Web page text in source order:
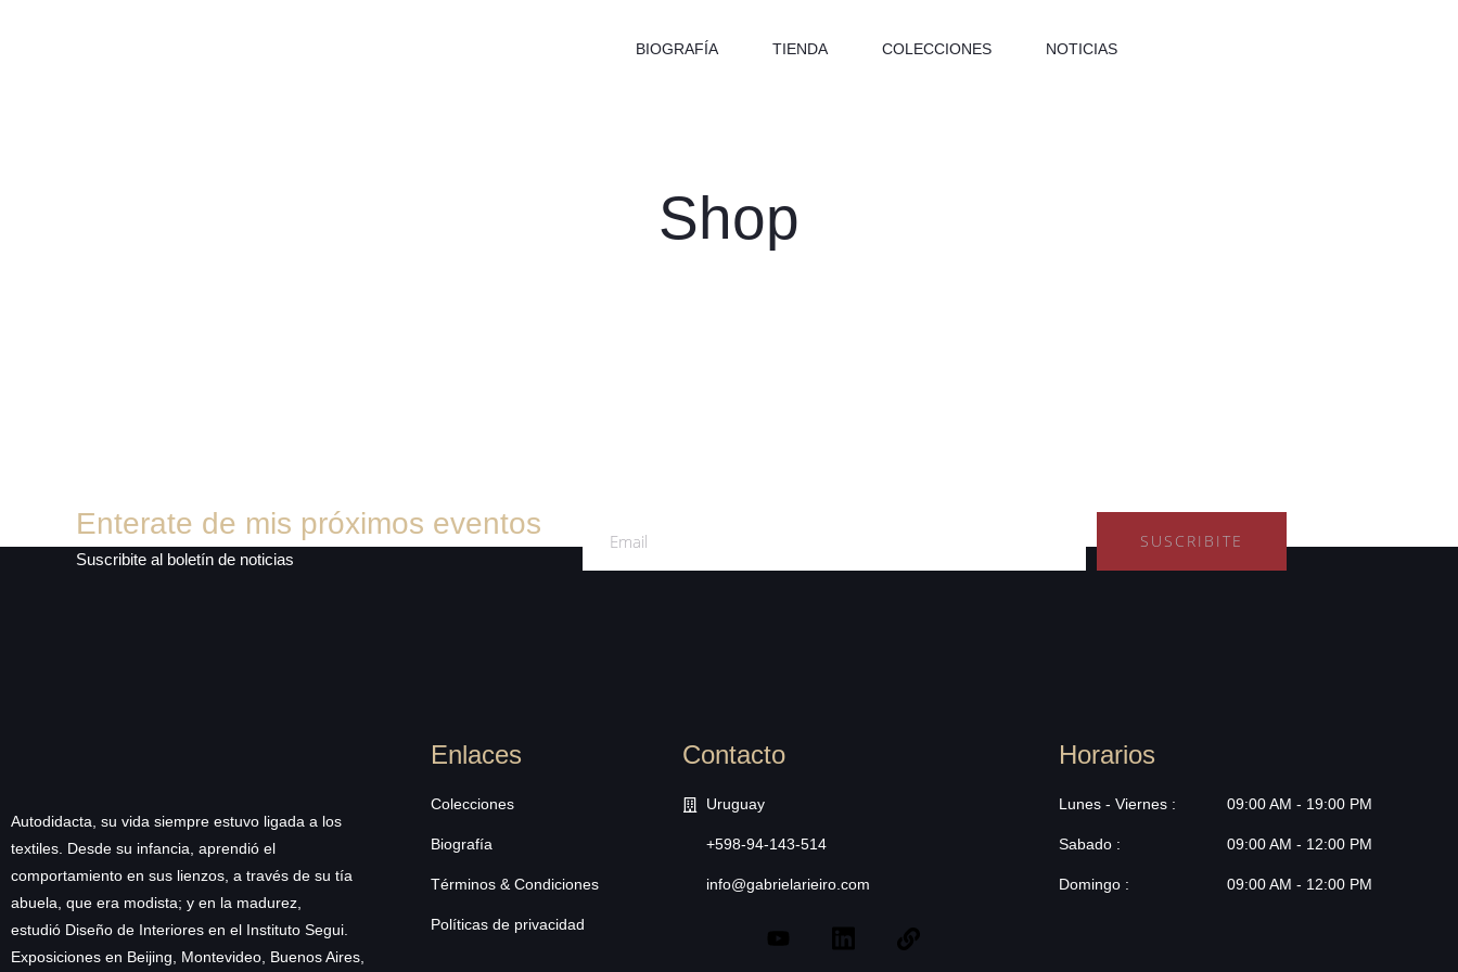
BIOGRAFÍA TIENDA COLECCIONES NOTICIAS
Shop
Enterate de mis próximos eventos
Suscribite al boletín de noticias
SUSCRIBITE
Autodidacta, su vida siempre estuvo ligada a los
textiles. Desde su infancia, aprendió el
comportamiento en sus lienzos, a través de su tía
abuela, que era modista; y en la madurez,
estudió Diseño de Interiores en el Instituto Segui.
Exposiciones en Beijing, Montevideo, Buenos Aires,
Enlaces
Colecciones
Biografía
Términos & Condiciones
Políticas de privacidad
Contacto
Uruguay
+598-94-143-514
info@gabrielarieiro.com
Horarios
Lunes - Viernes :
Sabado :
Domingo :
09:00 AM - 19:00 PM
09:00 AM - 12:00 PM
09:00 AM - 12:00 PM